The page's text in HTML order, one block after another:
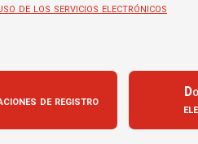
de los servicios electrónicos
de registro